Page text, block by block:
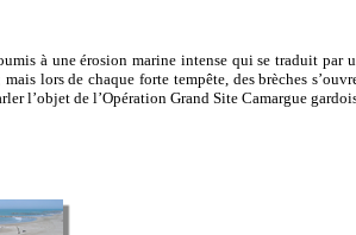
à une érosion marine intense qui se traduit
lors de chaque forte tempête, des brèches
l’objet de l’Opération Grand Site Camargue